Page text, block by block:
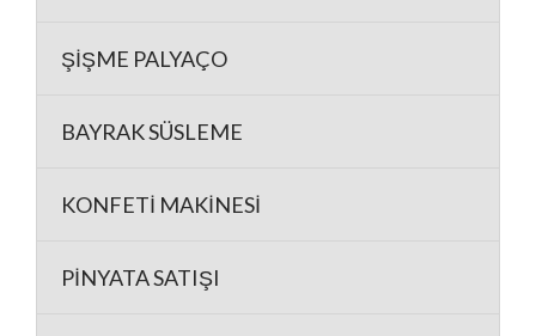
ŞİŞME PALYAÇO
BAYRAK SÜSLEME
KONFETİ MAKİNESİ
PİNYATA SATIŞI